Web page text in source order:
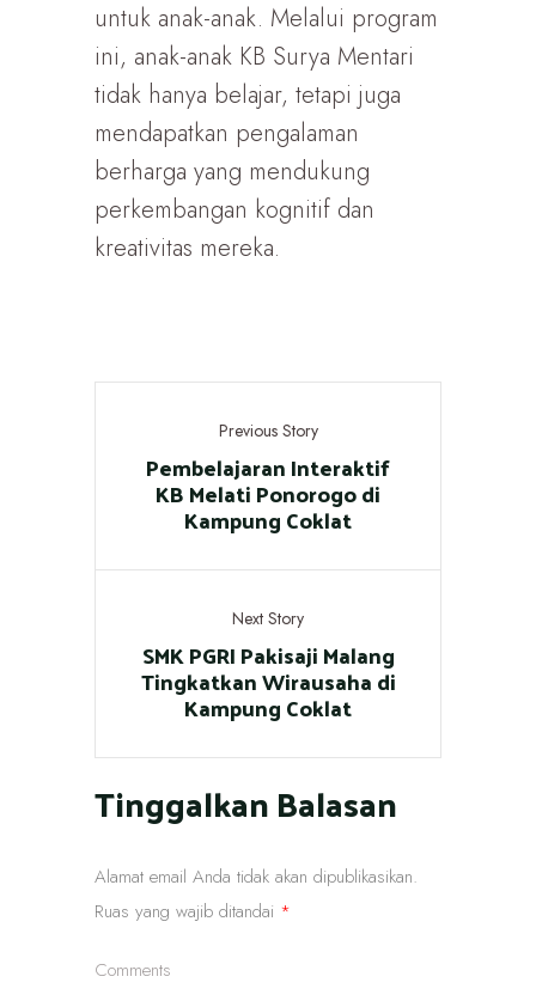
untuk anak-anak. Melalui program
ini, anak-anak KB Surya Mentari
tidak hanya belajar, tetapi juga
mendapatkan pengalaman
berharga yang mendukung
perkembangan kognitif dan
kreativitas mereka.
Previous Story
Pembelajaran Interaktif
KB Melati Ponorogo di
Kampung Coklat
Next Story
SMK PGRI Pakisaji Malang
Tingkatkan Wirausaha di
Kampung Coklat
Tinggalkan Balasan
Alamat email Anda tidak akan dipublikasikan.
Ruas yang wajib ditandai *